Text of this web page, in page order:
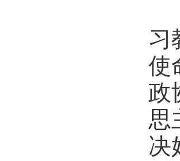
习
使
政
思
决